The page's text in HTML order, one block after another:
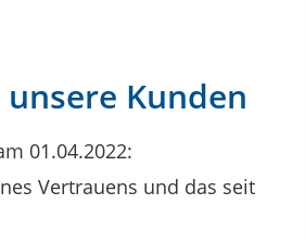
unsere Kunden
01.04.2022:
Vertrauens und das seit